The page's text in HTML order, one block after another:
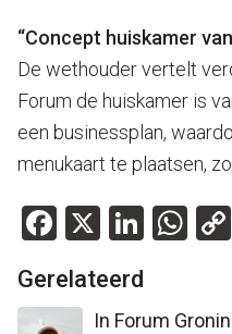
“Concept huiskamer
De wethouder vertelt
Forum de huiskamer is
een businessplan,
menukaart te plaatsen,
Facebook
X
Gerelateerd
In Forum